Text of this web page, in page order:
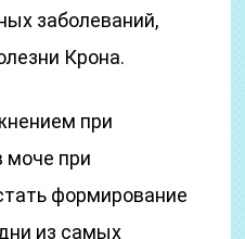
заболеваний,
Крона.
при
моче при
формирование
из самых